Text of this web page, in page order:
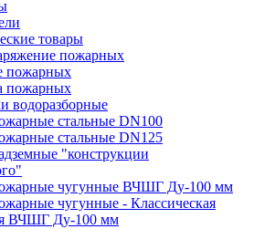
товары
пожарных
пожарных
пожарных
водоразборные
стальные DN100
стальные DN125
"конструкции
чугунные ВЧШГ Ду-100 мм
чугунные - Классическая
ВЧШГ Ду-100 мм